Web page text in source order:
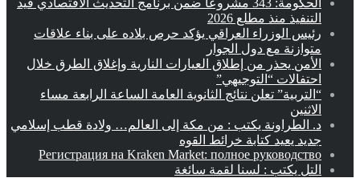
الحكومة: 343 مشروعا ضمن برنامج التحديث الاقتصادي قيد
التنفيذ منذ مطلع 2026
رئيس الوزراء العراقي يؤكد حرص بلاده على بناء علاقات
متوازنة مع دول الجوار
الأمن يحذر من إطلاق العيارات النارية وإغلاق الطرق خلال
احتفالات “التوجيهي”
“التربية” تعلن نتائج الثانوية العامة الساعة الرابعة مساء
الاثنين
د. الطراونة يكتب : من مكة إلى العالم… ولادة قطب إسلامي
جديد يعيد كتابة خرائط القوه
Регистрация на Kraken Market: полное руководство
التل يكتب : لسنا لقمة سائغة